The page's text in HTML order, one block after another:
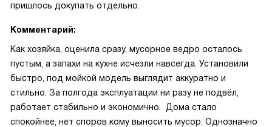
пришлось докупать отдельно.
Комментарий:
Как хозяйка, оценила сразу, мусорное ведро осталось
пустым, а запахи на кухне исчезли навсегда. Установили
быстро, под мойкой модель выглядит аккуратно и
стильно. За полгода эксплуатации ни разу не подвёл,
работает стабильно и экономично. Дома стало
спокойнее, нет споров кому выносить мусор. Однозначно